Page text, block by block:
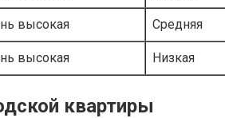
высокая Средняя
высокая Низкая
квартиры